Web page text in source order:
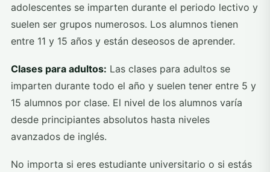
adolescentes se imparten durante el periodo lectivo y
suelen ser grupos numerosos. Los alumnos tienen
entre 11 y 15 años y están deseosos de aprender.
Clases para adultos: Las clases para adultos se
imparten durante todo el año y suelen tener entre 5 y
15 alumnos por clase. El nivel de los alumnos varía
desde principiantes absolutos hasta niveles
avanzados de inglés.
No importa si eres estudiante universitario o si estás